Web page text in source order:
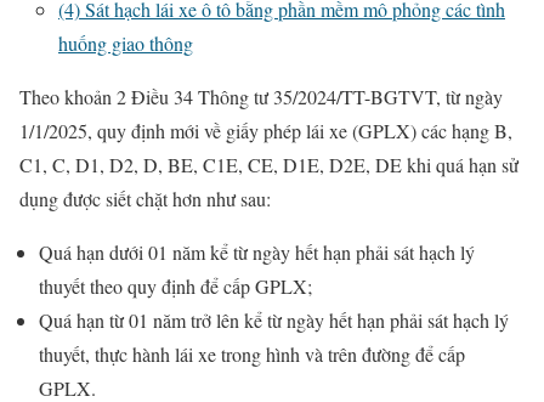
(4) Sát hạch lái xe ô tô bằng phần mềm mô phỏng các tình
huống giao thông
Theo khoản 2 Điều 34 Thông tư 35/2024/TT-BGTVT, từ ngày
1/1/2025, quy định mới về giấy phép lái xe (GPLX) các hạng B,
C1, C, D1, D2, D, BE, C1E, CE, D1E, D2E, DE khi quá hạn sử
dụng được siết chặt hơn như sau:
Quá hạn dưới 01 năm kể từ ngày hết hạn phải sát hạch lý
thuyết theo quy định để cấp GPLX;
Quá hạn từ 01 năm trở lên kể từ ngày hết hạn phải sát hạch lý
thuyết, thực hành lái xe trong hình và trên đường để cấp
GPLX.